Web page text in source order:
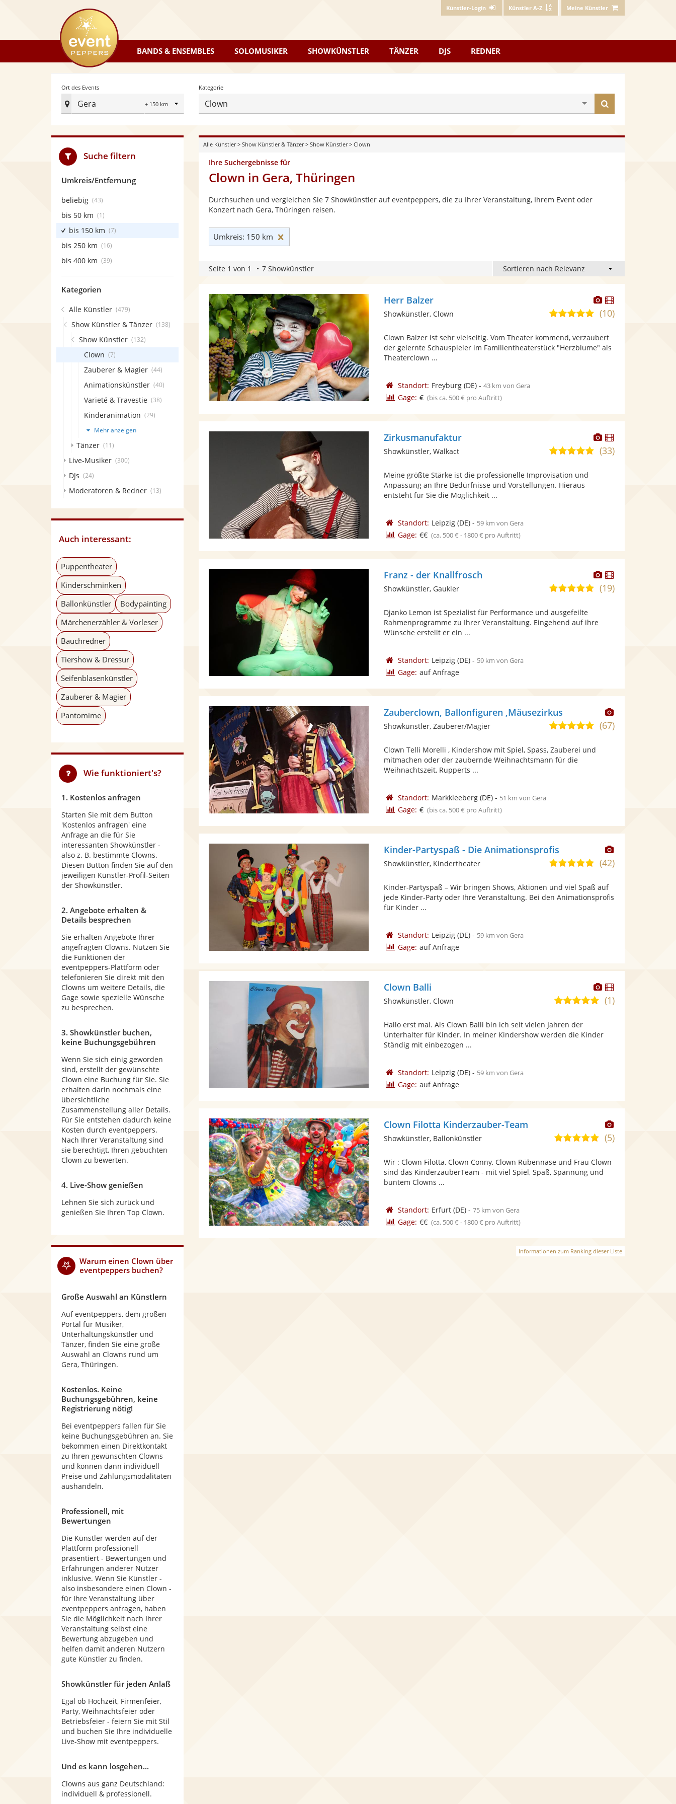
Künstler-Login Künstler A-Z Meine Künstler
eventpeppers
BANDS & ENSEMBLES SOLOMUSIKER SHOWKÜNSTLER TÄNZER DJS REDNER
Ort des Events
Gera
Radius
Ort
Events
festlegen
Kategorie
Clown
finden
Alle Künstler> Show Künstler & Tänzer> Show Künstler> Clown
Ihre Suchergebnisse für
Clown in Gera, Thüringen
Durchsuchen und vergleichen Sie 7 Showkünstler auf eventpeppers, die zu Ihrer Veranstaltung, Ihrem Event oder
Konzert nach Gera, Thüringen reisen.
Umkreis: 150 km
Seite 1 von 1 7 Showkünstler
Dieser
Künstler
stellt
bereit.
Dieser
Künstler
Herr Balzer
5,0
5
Sternen
(10)
Showkünstler, Clown
Clown Balzer ist sehr vielseitig. Vom Theater kommend, verzaubert
der gelernte Schauspieler im Familientheaterstück "Herzblume" als
Theaterclown ...
Standort: Freyburg(DE)- 43 km von Gera
Gage: € (bis ca. 500 € pro Auftritt)
Dieser
Künstler
stellt
Dieser
Künstler
Zirkusmanufaktur
5,0(33)
Showkünstler, Walkact
Meine größte Stärke ist die professionelle Improvisation und
Anpassung an Ihre Bedürfnisse und Vorstellungen. Hieraus
entsteht für Sie die Möglichkeit ...
Standort: Leipzig(DE)- 59 km von Gera
Gage: €€ (ca. 500 € - 1800 € pro Auftritt)
Dieser
Künstler
stellt
Dieser
Künstler
Franz - der Knallfrosch
5,0
Sternen
(19)
Showkünstler, Gaukler
Djanko Lemon ist Spezialist für Performance und ausgefeilte
Rahmenprogramme zu Ihrer Veranstaltung. Eingehend auf ihre
Wünsche erstellt er ein ...
Standort: Leipzig(DE)- 59 km von Gera
Gage: auf Anfrage
Dieser
Künstler
Zauberclown, Ballonfiguren ,Mäusezirkus
4,8
5
(67)
Showkünstler, Zauberer/Magier
Clown Telli Morelli , Kindershow mit Spiel, Spass, Zauberei und
mitmachen oder der zaubernde Weihnachtsmann für die
Weihnachtszeit, Rupperts ...
Standort: Markkleeberg(DE)- 51 km von Gera
Gage: € (bis ca. 500 € pro Auftritt)
Dieser
Künstler
Kinder-Partyspaß - Die Animationsprofis
5,0
5
Sternen
(42)
Showkünstler, Kindertheater
Kinder-Partyspaß – Wir bringen Shows, Aktionen und viel Spaß auf
jede Kinder-Party oder Ihre Veranstaltung. Bei den Animationsprofis
für Kinder ...
Standort: Leipzig(DE)- 59 km von Gera
Gage: auf Anfrage
Dieser
Künstler
stellt
Dieser
Künstler
Clown Balli
5,0
Sternen
(1)
Showkünstler, Clown
Hallo erst mal. Als Clown Balli bin ich seit vielen Jahren der
Unterhalter für Kinder. In meiner Kindershow werden die Kinder
Ständig mit einbezogen ...
Standort: Leipzig(DE)- 59 km von Gera
Gage: auf Anfrage
Dieser
Künstler
Clown Filotta Kinderzauber-Team
5,0
5
Sternen
(5)
Showkünstler, Ballonkünstler
Wir : Clown Filotta, Clown Conny, Clown Rübennase und Frau Clown
sind das KinderzauberTeam - mit viel Spiel, Spaß, Spannung und
buntem Clowns ...
Standort: Erfurt(DE)- 75 km von Gera
Gage: €€ (ca. 500 € - 1800 € pro Auftritt)
Informationen zum Ranking dieser Liste
Suche filtern
Umkreis/Entfernung
beliebig (43)
bis 50 km (1)
bis 150 km (7)
bis 250 km (16)
bis 400 km (39)
Kategorien
Alle Künstler (479)
Show Künstler & Tänzer (138)
Show Künstler (132)
Clown (7)
Zauberer & Magier (44)
Animationskünstler (40)
Varieté & Travestie (38)
Kinderanimation (29)
Mehr anzeigen
Tänzer (11)
Live-Musiker (300)
DJs (24)
Moderatoren & Redner (13)
Auch interessant:
Puppentheater
Kinderschminken
Ballonkünstler
Bodypainting
Märchenerzähler & Vorleser
Bauchredner
Tiershow & Dressur
Seifenblasenkünstler
Zauberer & Magier
Pantomime
Wie funktioniert's?
1. Kostenlos anfragen
Starten Sie mit dem Button
'Kostenlos anfragen' eine
Anfrage an die für Sie
interessanten Showkünstler -
also z. B. bestimmte Clowns.
Diesen Button finden Sie auf den
jeweiligen Künstler-Profil-Seiten
der Showkünstler.
2. Angebote erhalten &
Details besprechen
Sie erhalten Angebote Ihrer
angefragten Clowns. Nutzen Sie
die Funktionen der
eventpeppers-Plattform oder
telefonieren Sie direkt mit den
Clowns um weitere Details, die
Gage sowie spezielle Wünsche
zu besprechen.
3. Showkünstler buchen,
keine Buchungsgebühren
Wenn Sie sich einig geworden
sind, erstellt der gewünschte
Clown eine Buchung für Sie. Sie
erhalten darin nochmals eine
übersichtliche
Zusammenstellung aller Details.
Für Sie entstehen dadurch keine
Kosten durch eventpeppers.
Nach Ihrer Veranstaltung sind
sie berechtigt, Ihren gebuchten
Clown zu bewerten.
4. Live-Show genießen
Lehnen Sie sich zurück und
genießen Sie Ihren Top Clown.
Warum einen Clown über
eventpeppers buchen?
Große Auswahl an Künstlern
Auf eventpeppers, dem großen
Portal für Musiker,
Unterhaltungskünstler und
Tänzer, finden Sie eine große
Auswahl an Clowns rund um
Gera, Thüringen.
Kostenlos. Keine
Buchungsgebühren, keine
Registrierung nötig!
Bei eventpeppers fallen für Sie
keine Buchungsgebühren an. Sie
bekommen einen Direktkontakt
zu Ihren gewünschten Clowns
und können dann individuell
Preise und Zahlungsmodalitäten
aushandeln.
Professionell, mit
Bewertungen
Die Künstler werden auf der
Plattform professionell
präsentiert - Bewertungen und
Erfahrungen anderer Nutzer
inklusive. Wenn Sie Künstler -
also insbesondere einen Clown -
für Ihre Veranstaltung über
eventpeppers anfragen, haben
Sie die Möglichkeit nach Ihrer
Veranstaltung selbst eine
Bewertung abzugeben und
helfen damit anderen Nutzern
gute Künstler zu finden.
Showkünstler für jeden Anlaß
Egal ob Hochzeit, Firmenfeier,
Party, Weihnachtsfeier oder
Betriebsfeier - feiern Sie mit Stil
und buchen Sie Ihre individuelle
Live-Show mit eventpeppers.
Und es kann losgehen...
Clowns aus ganz Deutschland:
individuell & professionell.